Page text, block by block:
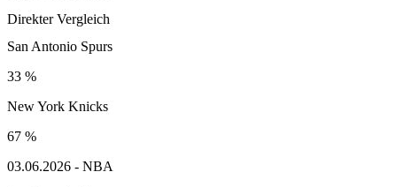
Direkter Vergleich
San Antonio Spurs
33 %
New York Knicks
67 %
03.06.2026 - NBA